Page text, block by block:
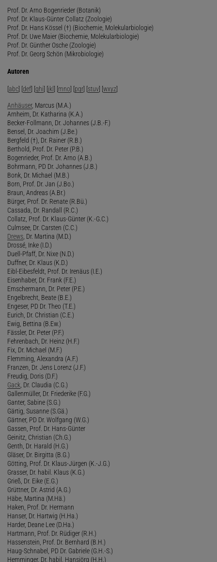
Prof. Dr. Arno Bogenrieder (Botanik)
Prof. Dr. Klaus-Günter Collatz (Zoologie)
Prof. Dr. Hans Kössel (†) (Biochemie, Molekularbiologie)
Prof. Dr. Uwe Maier (Biochemie, Molekularbiologie)
Prof. Dr. Günther Osche (Zoologie)
Prof. Dr. Georg Schön (Mikrobiologie)
Autoren
[abc] [def] [ghi] [jkl] [mno] [pqr] [stuv] [wxyz]
Anhäuser, Marcus (M.A.)
Arnheim, Dr. Katharina (K.A.)
Becker-Follmann, Dr. Johannes (J.B.-F.)
Bensel, Dr. Joachim (J.Be.)
Bergfeld (†), Dr. Rainer (R.B.)
Berthold, Prof. Dr. Peter (P.B.)
Bogenrieder, Prof. Dr. Arno (A.B.)
Bohrmann, PD Dr. Johannes (J.B.)
Bonk, Dr. Michael (M.B.)
Born, Prof. Dr. Jan (J.Bo.)
Braun, Andreas (A.Br.)
Bürger, Prof. Dr. Renate (R.Bü.)
Cassada, Dr. Randall (R.C.)
Collatz, Prof. Dr. Klaus-Günter (K.-G.C.)
Culmsee, Dr. Carsten (C.C.)
Drews , Dr. Martina (M.D.)
Drossé, Inke (I.D.)
Duell-Pfaff, Dr. Nixe (N.D.)
Duffner, Dr. Klaus (K.D.)
Eibl-Eibesfeldt, Prof. Dr. Irenäus (I.E.)
Eisenhaber, Dr. Frank (F.E.)
Emschermann, Dr. Peter (P.E.)
Engelbrecht, Beate (B.E.)
Engeser, PD Dr. Theo (T.E.)
Eurich, Dr. Christian (C.E.)
Ewig, Bettina (B.Ew.)
Fässler, Dr. Peter (P.F.)
Fehrenbach, Dr. Heinz (H.F.)
Fix, Dr. Michael (M.F.)
Flemming, Alexandra (A.F.)
Franzen, Dr. Jens Lorenz (J.F.)
Freudig, Doris (D.F.)
Gack , Dr. Claudia (C.G.)
Gallenmüller, Dr. Friederike (F.G.)
Ganter, Sabine (S.G.)
Gärtig, Susanne (S.Gä.)
Gärtner, PD Dr. Wolfgang (W.G.)
Gassen, Prof. Dr. Hans-Günter
Geinitz, Christian (Ch.G.)
Genth, Dr. Harald (H.G.)
Gläser, Dr. Birgitta (B.G.)
Götting, Prof. Dr. Klaus-Jürgen (K.-J.G.)
Grasser, Dr. habil. Klaus (K.G.)
Grieß, Dr. Eike (E.G.)
Grüttner, Dr. Astrid (A.G.)
Häbe, Martina (M.Hä.)
Haken, Prof. Dr. Hermann
Hanser, Dr. Hartwig (H.Ha.)
Harder, Deane Lee (D.Ha.)
Hartmann, Prof. Dr. Rüdiger (R.H.)
Hassenstein, Prof. Dr. Bernhard (B.H.)
Haug-Schnabel, PD Dr. Gabriele (G.H.-S.)
Hemminger, Dr. habil. Hansjörg (H.H.)